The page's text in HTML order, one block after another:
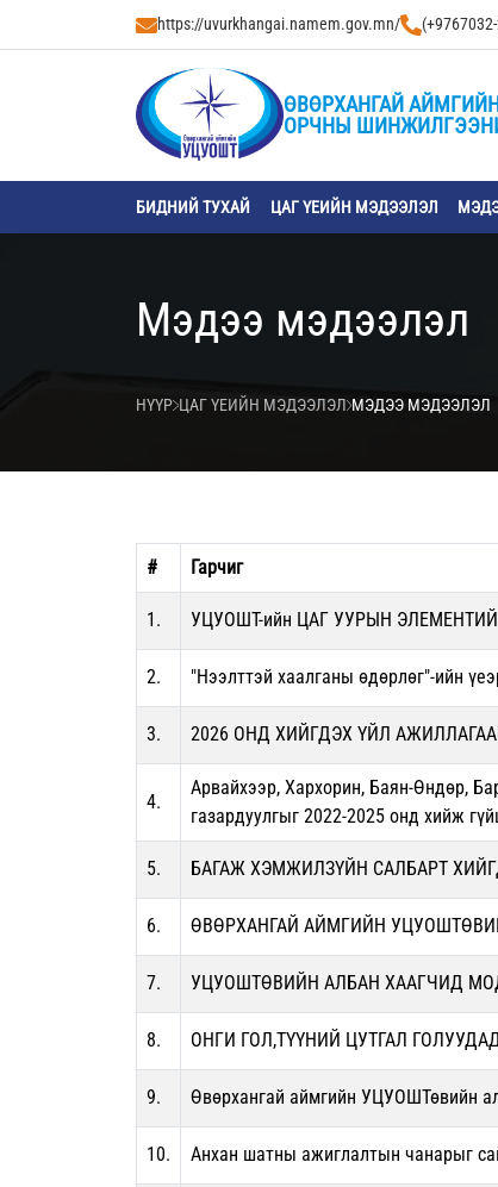
https://uvurkhangai.namem.gov.mn/
ӨВӨРХАНГАЙ
ОРЧНЫ
БИДНИЙ ТУХАЙ ЦАГ ҮЕИЙН МЭДЭЭЛЭЛ
Мэдээ мэдээлэл
НҮҮР ЦАГ ҮЕИЙН МЭДЭЭЛЭЛ МЭДЭЭ МЭДЭЭЛЭЛ
# Гарчиг
1. УЦУОШТ-ийн ЦАГ УУРЫН
2. "Нээлттэй хаалганы өдөрлөг"-ийн
3. 2026 ОНД ХИЙГДЭХ ҮЙЛ
4.
Арвайхээр, Хархорин, Баян-Өндөр,
газардуулгыг 2022-2025 онд хийж
5. БАГАЖ ХЭМЖИЛЗҮЙН САЛБАРТ
6. ӨВӨРХАНГАЙ АЙМГИЙН
7. УЦУОШТӨВИЙН АЛБАН ХААГЧИД
8. ОНГИ ГОЛ,ТҮҮНИЙ ЦУТГАЛ
9. Өвөрхангай аймгийн УЦУОШТөвийн
10. Анхан шатны ажиглалтын чанарыг